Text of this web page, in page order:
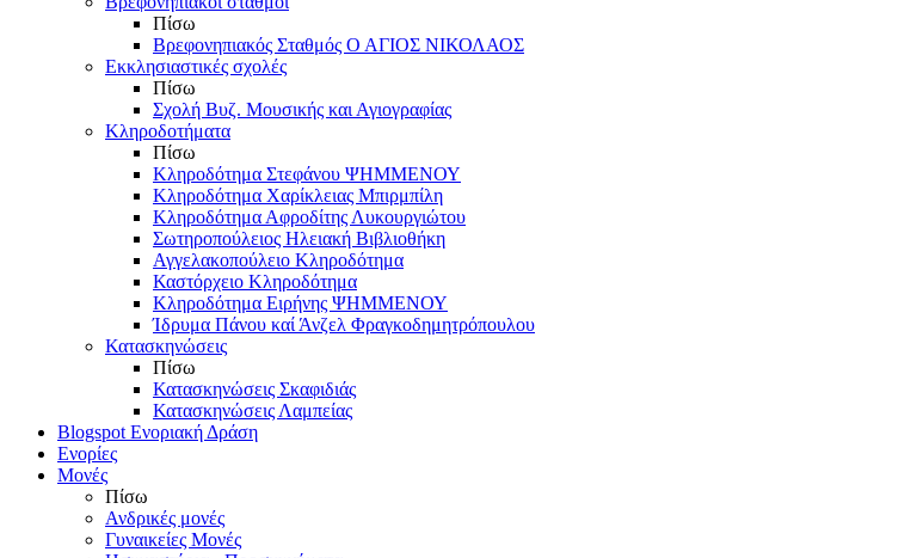
Πίσω
Βρεφονηπιακός Σταθμός Ο ΑΓΙΟΣ ΝΙΚΟΛΑΟΣ
Εκκλησιαστικές σχολές
Πίσω
Σχολή Βυζ. Μουσικής και Αγιογραφίας
Κληροδοτήματα
Πίσω
Κληροδότημα Στεφάνου ΨΗΜΜΕΝΟΥ
Κληροδότημα Χαρίκλειας Μπιρμπίλη
Κληροδότημα Αφροδίτης Λυκουργιώτου
Σωτηροπούλειος Ηλειακή Βιβλιοθήκη
Αγγελακοπούλειο Κληροδότημα
Καστόρχειο Κληροδότημα
Κληροδότημα Ειρήνης ΨΗΜΜΕΝΟΥ
Ίδρυμα Πάνου καί Άνζελ Φραγκοδημητρόπουλου
Κατασκηνώσεις
Πίσω
Κατασκηνώσεις Σκαφιδιάς
Κατασκηνώσεις Λαμπείας
Blogspot Ενοριακή Δράση
Ενορίες
Μονές
Πίσω
Ανδρικές μονές
Γυναικείες Μονές